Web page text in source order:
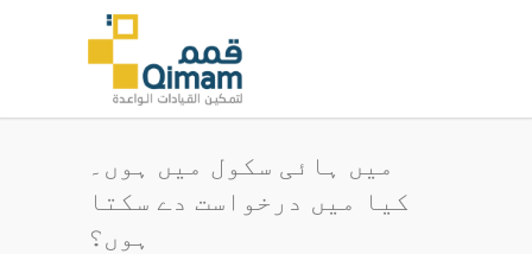
میں ہائی سکول میں ہوں۔
کیا میں درخواست دے سکتا
ہوں؟